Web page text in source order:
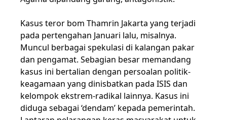
Kasus teror bom Thamrin Jakarta yang terjadi
pada pertengahan Januari lalu, misalnya.
Muncul berbagai spekulasi di kalangan pakar
dan pengamat. Sebagian besar memandang
kasus ini bertalian dengan persoalan politik-
keagamaan yang dinisbatkan pada ISIS dan
kelompok ekstrem-radikal lainnya. Kasus ini
diduga sebagai ‘dendam’ kepada pemerintah.